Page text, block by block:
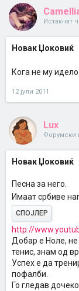
Истакнат
Новак Џоковиќ
Кога не му
12 јули 2011
Lux
Форумски
Новак Џоковиќ
Песна за него.
Имаат србиве
СПОЈЛЕР
http://
Добар е Ноле,
тенис, знам од
Успех е да
пофалби.
Го гледав